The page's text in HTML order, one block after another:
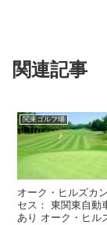
関連記事
関東ゴルフ場
オーク・ヒルズカ
セス： 東関東自動
あり オーク・ヒル